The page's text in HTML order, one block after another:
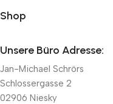
Shop
Unsere Büro Adresse:
Jan-Michael Schrörs
Schlossergasse 2
02906 Niesky